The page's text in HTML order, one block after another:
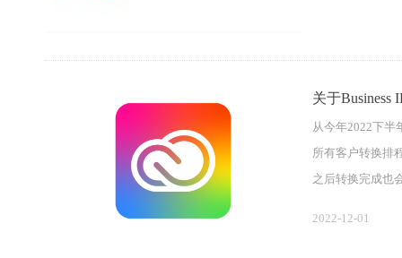
关于Business
从今年2022下半
所有客户转换排
之后转换完成也
2022-12-01